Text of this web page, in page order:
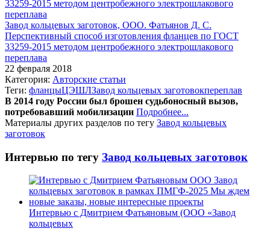
Завод кольцевых заготовок, ООО. Фатьянов Д. С.
Перспективный способ изготовления фланцев по ГОСТ
33259-2015 методом центробежного электрошлакового
переплава
22 февраля 2018
Категория: Авторские статьи
Теги: фланцыЦЭШЛЗавод кольцевых заготовокпереплав
В 2014 году России был брошен судьбоносный вызов,
потребовавший мобилизации Подробнее...
Материалы других разделов по тегу Завод кольцевых
заготовок
Интервью по тегу Завод кольцевых заготовок
Интервью с Дмитрием Фатьяновым (ООО «Завод
кольцевых